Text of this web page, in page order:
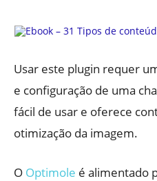
Usar este plugin requer
e configuração de uma
fácil de usar e oferece
otimização da imagem.
O Optimole é alimentado